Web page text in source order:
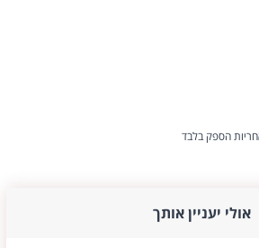
הספק בלבד
אולי יעניין אותך